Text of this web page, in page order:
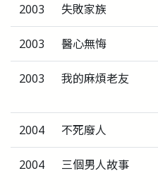
2003 失敗家族
2003 醫心無悔
2003 我的麻煩老友
2004 不死廢人
2004 三個男人故事